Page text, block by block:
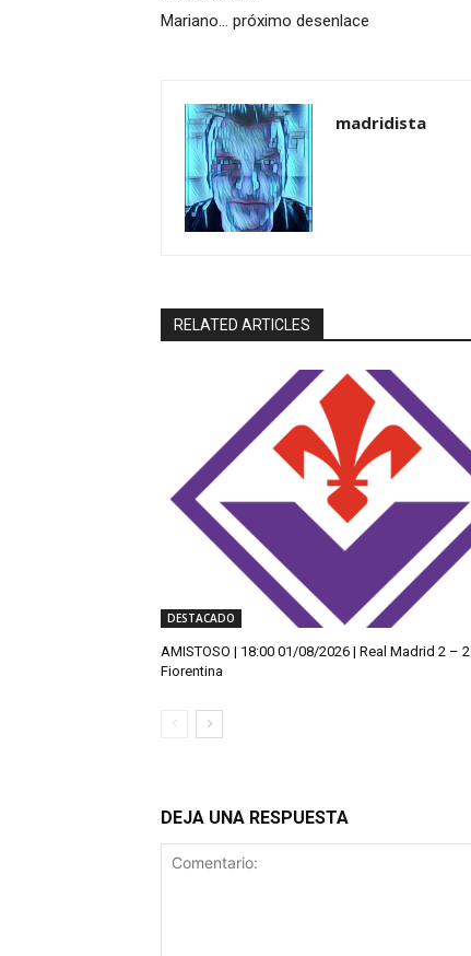
Mariano… próximo desenlace
madridista
RELATED ARTICLES
DESTACADO
AMISTOSO | 18:00 01/08/2026 | Real Madrid 2 – 2
Fiorentina
DEJA UNA RESPUESTA